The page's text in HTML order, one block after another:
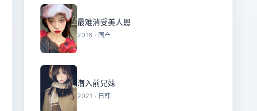
最难消受美人恩
2016 · 国产
潜入前兄妹
2021 · 日韩